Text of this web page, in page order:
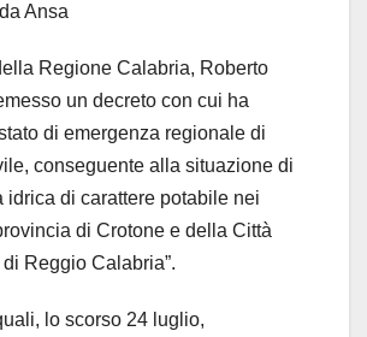
Ansa
Regione Calabria, Roberto
un decreto con cui ha
di emergenza regionale di
conseguente alla situazione di
idrica di carattere potabile nei
di Crotone e della Città
Reggio Calabria”.
lo scorso 24 luglio,